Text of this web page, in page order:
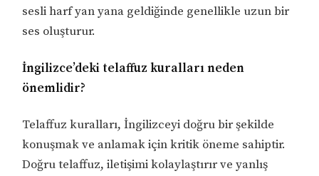
sesli harf yan yana geldiğinde genellikle uzun bir
ses oluşturur.
İngilizce’deki telaffuz kuralları neden
önemlidir?
Telaffuz kuralları, İngilizceyi doğru bir şekilde
konuşmak ve anlamak için kritik öneme sahiptir.
Doğru telaffuz, iletişimi kolaylaştırır ve yanlış